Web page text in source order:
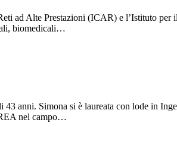
ad Alte Prestazioni (ICAR) e l’Istituto per
biomedicali…
anni. Simona si è laureata con lode in
nel campo…